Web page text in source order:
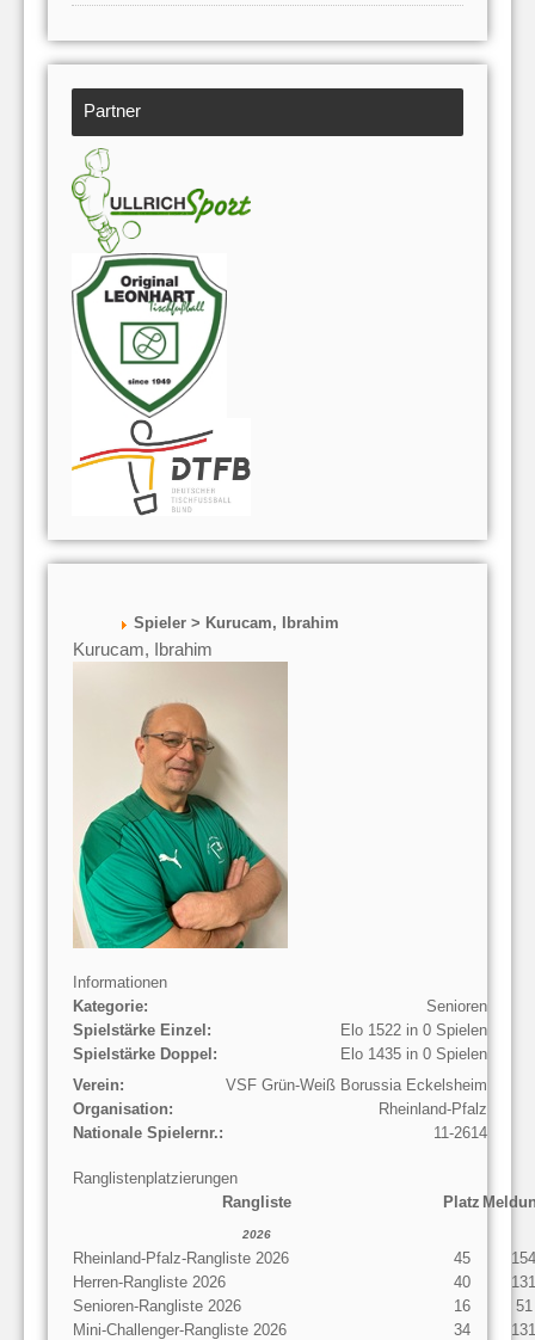
Partner
Spieler > Kurucam, Ibrahim
Kurucam, Ibrahim
Informationen
Kategorie:
Senioren
Spielstärke Einzel:
Elo 1522 in 0 Spielen
Spielstärke Doppel:
Elo 1435 in 0 Spielen
Verein:
VSF Grün-Weiß Borussia Eckelsheim
Organisation:
Rheinland-Pfalz
Nationale Spielernr.:
11-2614
Ranglistenplatzierungen
Rangliste
Platz
2026
Rheinland-Pfalz-Rangliste 2026 45
154
Herren-Rangliste 2026
40
131
Senioren-Rangliste 2026
16
51
Mini-Challenger-Rangliste 2026
34
131